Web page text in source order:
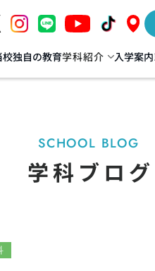
校独自の教育学科紹介
IoT+AI科
データサイエン
入学案内
SCHOOL BLOG
学科ブログ